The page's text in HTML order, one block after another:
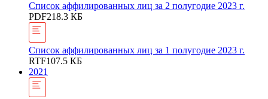
Список аффилированных лиц за 2 полугодие 2023 г.
PDF218.3 КБ
Список аффилированных лиц за 1 полугодие 2023 г.
RTF107.5 КБ
2021